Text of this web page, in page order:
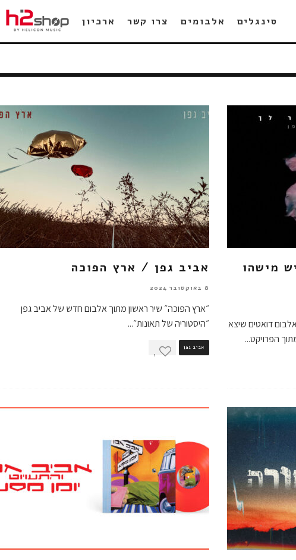
סינגלים אלבומים צרו קשר ארכיון
מישהו
דואטים שיצא
...
אביב גפן / ארץ הפוכה
8 באוקטובר 2024
״ארץ הפוכה״ שיר ראשון מתוך אלבום חדש של אביב גפן
״היסטוריה של תאונות״...
אביב גפן
1